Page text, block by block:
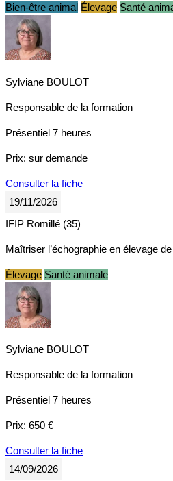
Bien-être animal Élevage Santé
Sylviane BOULOT
Responsable de la formation
Présentiel 7 heures
Prix: sur demande
Consulter la fiche
19/11/2026
IFIP Romillé (35)
Maîtriser l’échographie en élevage
Élevage Santé animale
Sylviane BOULOT
Responsable de la formation
Présentiel 7 heures
Prix: 650 €
Consulter la fiche
14/09/2026